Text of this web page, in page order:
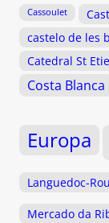
Cassoulet
castelo de les
Catedral St
Costa Blanca
Europa
Languedoc-
Mercado da